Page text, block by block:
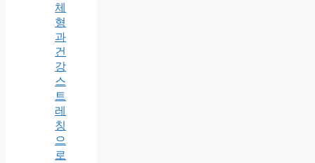
체
형
과
건
강
스
트
레
칭
으
로